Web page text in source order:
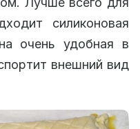
силиконовая
очень удобная в
внешний вид